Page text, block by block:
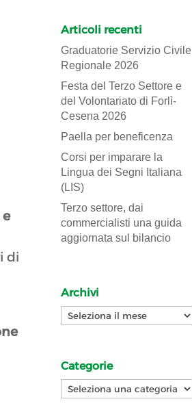
di
Articoli recenti
Graduatorie Servizio Civile
Regionale 2026
Festa del Terzo Settore e
del Volontariato di Forlì-
Cesena 2026
Paella per beneficenza
Corsi per imparare la
Lingua dei Segni Italiana
(LIS)
Terzo settore, dai
commercialisti una guida
aggiornata sul bilancio
Archivi
Archivi
Categorie
Categorie